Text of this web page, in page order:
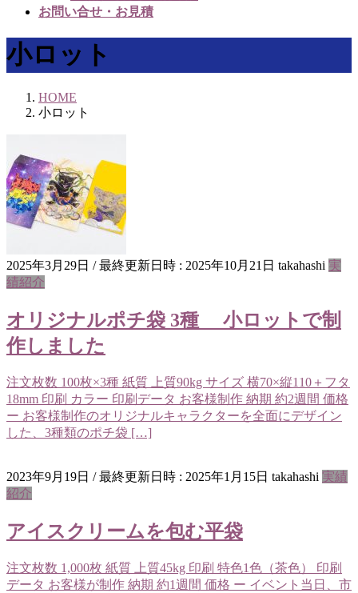
お問い合せ・お見積
小ロット
HOME
小ロット
2025年3月29日 / 最終更新日時 : 2025年10月21日 takahashi 実
績紹介
オリジナルポチ袋 3種 小ロットで制
作しました
注文枚数 100枚×3種 紙質 上質90kg サイズ 横70×縦110＋フタ
18mm 印刷 カラー 印刷データ お客様制作 納期 約2週間 価格
ー お客様制作のオリジナルキャラクターを全面にデザイン
した、3種類のポチ袋 […]
2023年9月19日 / 最終更新日時 : 2025年1月15日 takahashi 実績
紹介
アイスクリームを包む平袋
注文枚数 1,000枚 紙質 上質45kg 印刷 特色1色（茶色） 印刷
データ お客様が制作 納期 約1週間 価格 ー イベント当日、市